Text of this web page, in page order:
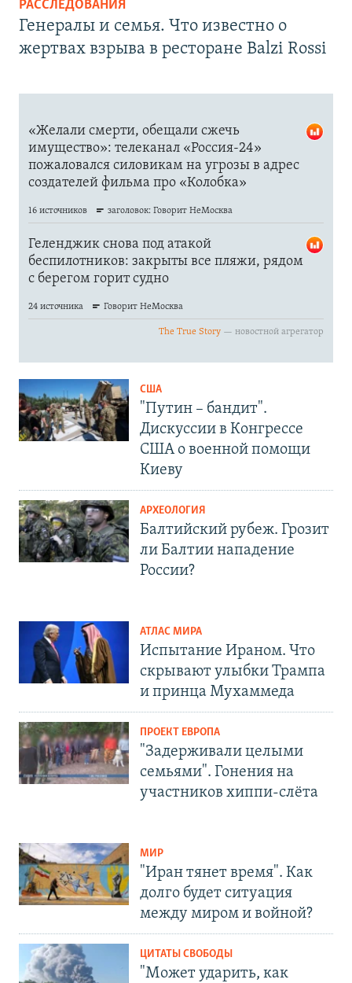
РАССЛЕДОВАНИЯ
Генералы и семья. Что известно о
жертвах взрыва в ресторане Balzi Rossi
США
"Путин – бандит".
Дискуссии в Конгрессе
США о военной помощи
Киеву
АРХЕОЛОГИЯ
Балтийский рубеж. Грозит
ли Балтии нападение
России?
АТЛАС МИРА
Испытание Ираном. Что
скрывают улыбки Трампа
и принца Мухаммеда
ПРОЕКТ ЕВРОПА
"Задерживали целыми
семьями". Гонения на
участников хиппи-слёта
МИР
"Иран тянет время". Как
долго будет ситуация
между миром и войной?
ЦИТАТЫ СВОБОДЫ
"Может ударить, как